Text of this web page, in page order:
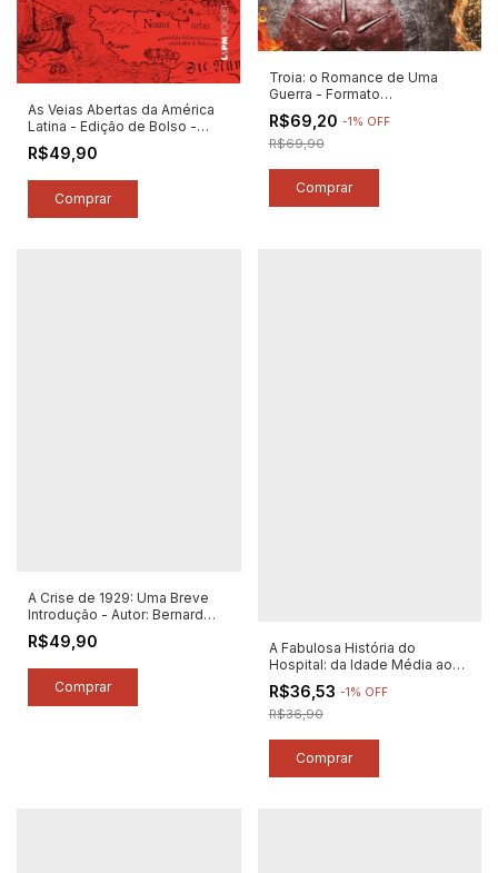
As Veias Abertas da América
Latina - Edição de Bolso -
Autor: Eduardo Galeano (2025)
[novo]
R$49,90
Troia: o Romance de Uma
Guerra - Formato
Convencional - Autor: Cláudio
Moreno (2025) [novo]
R$69,20 -1% OFF
R$69,90
A Crise de 1929: Uma Breve
Introdução - Autor: Bernard
Gazier (2025) [novo]
R$49,90
A Fabulosa História do
Hospital: da Idade Média aos
Dias de Hoje - Autor: Jean-
noël Fabiani (2025) [novo]
R$36,53 -1% OFF
R$36,90